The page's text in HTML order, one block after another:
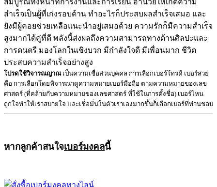
สมบูรณ์ทั้งหน้าที่การงานและการเรียน อำนวยให้เกิดความ
สำเร็จเป็นผู้ที่เก่งรอบด้าน ทำอะไรก็ประสบผลสำเร็จเสมอ และ
ยังมีผู้คอยช่วยเหลือแนะนำอยู่เสมอด้วย ความรักก็มีความสำเร็จ
สูงมากได้คู่ที่ดี พลังนี้ส่งผลถึงความสามารถทางด้านศิลปะและ
การดนตรี มองโลกในเชิงบวก มีกำลังใจดี มีเพื่อนมาก ชีวิต
ประสบความสำเร็จอย่างสูง
โปรดใช้วิจารณญาณเป็นความเชื่อส่วนบุคคล การเลือกเบอร์โทรดี เบอร์สวย
คือ การเลือกโดยพิจารณาดูความหมายเบอร์มือถือ ตามความหมายของเลข
ศาสตร์ (ที่คล้ายกับความหมายของเลขศาสตร์ ที่ใช้ในการตั้งชื่อ) เบอร์ไหน
ถูกใจทำให้เราสบายใจ และเชื่อมั่นในตัวเราเองมากขึ้นก็เลือกเบอร์ที่ท่านชอบ
หากลูกค้าสนใจเบอร์มงคลนี้